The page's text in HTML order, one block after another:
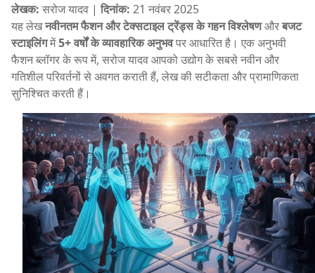
लेखक: सरोज यादव |दिनांक: 21 नवंबर 2025
यह लेखनवीनतम फैशन और टेक्सटाइल ट्रेंड्स के गहन विश्लेषणऔरबजट
स्टाइलिंगमें5+ वर्षों के व्यावहारिक अनुभवपर आधारित है। एक अनुभवी
फैशन ब्लॉगर के रूप में, सरोज यादव आपको उद्योग के सबसे नवीन और
गतिशील परिवर्तनों से अवगत कराती हैं, लेख की सटीकता और प्रामाणिकता
सुनिश्चित करती हैं।